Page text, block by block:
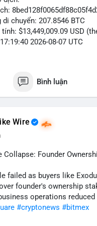
chuyển: 207.8546 BTC
$13,449,009.09 USD
2026-08-07 UTC
tích:
hành dòng vốn. Khối
phi tập trung, gợi ý khả
BTC đang dao động quanh
gây áp lực ngắn hạn nếu
tiền đi vào kho lưu trữ lạnh.
nhà đầu tư nhỏ lẻ:
giao dịch lớn, hãy cân
thể là tín hiệu tích lũy tích
hạn.
Bình luận
Wire
Collapse: Founder
failed as buyers like
founder's ownership
operations reduced
#cryptonews #bitmex